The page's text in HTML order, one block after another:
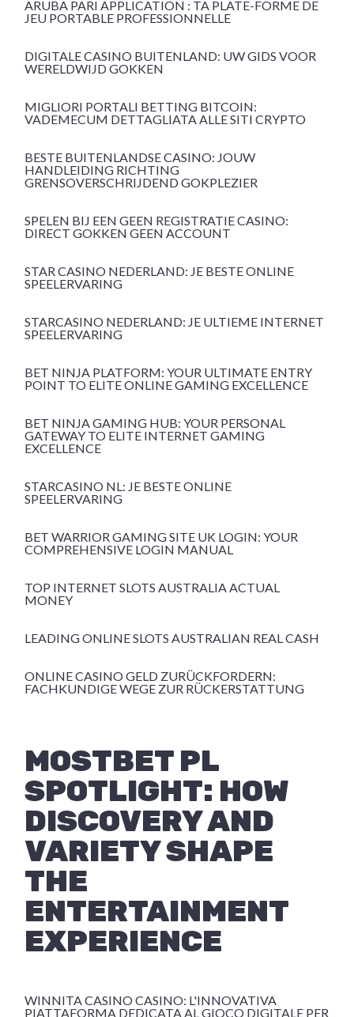
ARUBA PARI APPLICATION : TA PLATE-FORME DE
JEU PORTABLE PROFESSIONNELLE
DIGITALE CASINO BUITENLAND: UW GIDS VOOR
WERELDWIJD GOKKEN
MIGLIORI PORTALI BETTING BITCOIN:
VADEMECUM DETTAGLIATA ALLE SITI CRYPTO
BESTE BUITENLANDSE CASINO: JOUW
HANDLEIDING RICHTING
GRENSOVERSCHRIJDEND GOKPLEZIER
SPELEN BIJ EEN GEEN REGISTRATIE CASINO:
DIRECT GOKKEN GEEN ACCOUNT
STAR CASINO NEDERLAND: JE BESTE ONLINE
SPEELERVARING
STARCASINO NEDERLAND: JE ULTIEME INTERNET
SPEELERVARING
BET NINJA PLATFORM: YOUR ULTIMATE ENTRY
POINT TO ELITE ONLINE GAMING EXCELLENCE
BET NINJA GAMING HUB: YOUR PERSONAL
GATEWAY TO ELITE INTERNET GAMING
EXCELLENCE
STARCASINO NL: JE BESTE ONLINE
SPEELERVARING
BET WARRIOR GAMING SITE UK LOGIN: YOUR
COMPREHENSIVE LOGIN MANUAL
TOP INTERNET SLOTS AUSTRALIA ACTUAL
MONEY
LEADING ONLINE SLOTS AUSTRALIAN REAL CASH
ONLINE CASINO GELD ZURÜCKFORDERN:
FACHKUNDIGE WEGE ZUR RÜCKERSTATTUNG
MOSTBET PL
SPOTLIGHT: HOW
DISCOVERY AND
VARIETY SHAPE
THE
ENTERTAINMENT
EXPERIENCE
WINNITA CASINO CASINO: L'INNOVATIVA
PIATTAFORMA DEDICATA AL GIOCO DIGITALE PER